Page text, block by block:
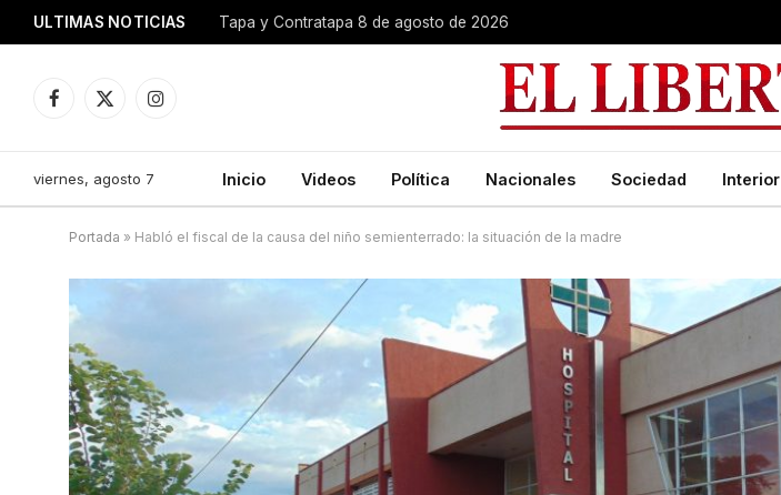
ULTIMAS NOTICIAS Tapa y Contratapa 8 de agosto de 2026
Facebook
X
Instagram
viernes, agosto 7 Inicio Videos Política Nacionales Sociedad Interior
Portada » Habló el fiscal de la causa del niño semienterrado: la situación de la madre